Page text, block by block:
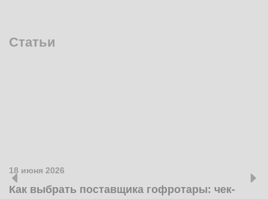
Статьи
18 июня 2026
Как выбрать поставщика гофротары: чек-